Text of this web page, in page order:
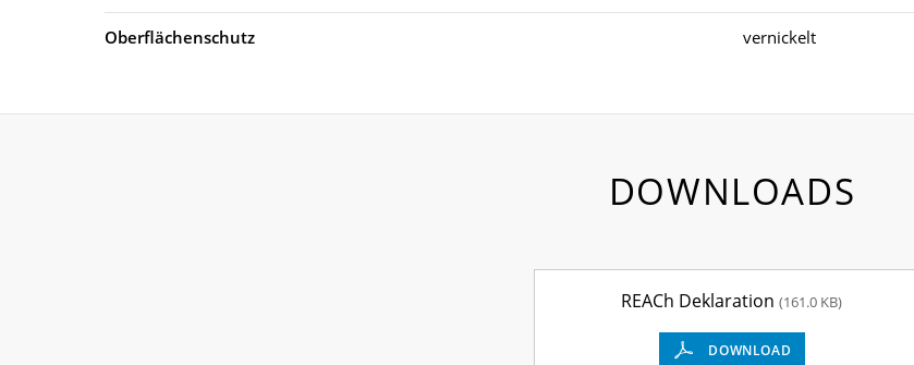
Oberflächenschutz vernickelt
DOWNLOADS
REACh Deklaration(161.0 KB)
DOWNLOAD